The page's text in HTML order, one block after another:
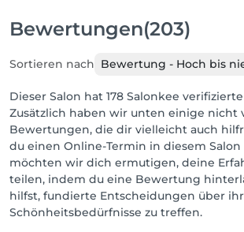
Bewertungen(203)
Sortieren nach Bewertung - Hoch bis
Dieser Salon hat 178 Salonkee
Zusätzlich haben wir unten einige nicht
Bewertungen, die dir vielleicht auch
du einen Online-Termin in diesem
möchten wir dich ermutigen, deine
teilen, indem du eine Bewertung
hilfst, fundierte Entscheidungen über
Schönheitsbedürfnisse zu treffen.